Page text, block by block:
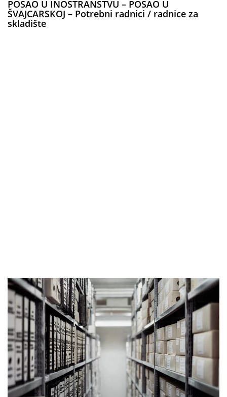
POSAO U INOSTRANSTVU – POSAO U
ŠVAJCARSKOJ – Potrebni radnici / radnice za
skladište